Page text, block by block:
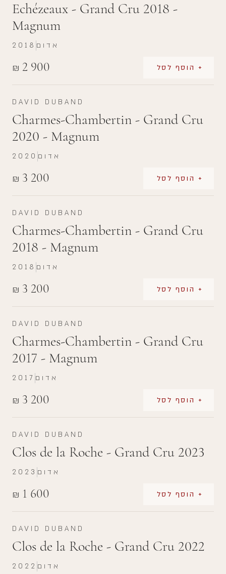
Echézeaux - Grand Cru 2018 -
Magnum
₪ 2 900 + הוסף לסל
2018 אדום
DAVID DUBAND
Charmes-Chambertin - Grand Cru
2020 - Magnum
₪ 3 200 + הוסף לסל
2020 אדום
DAVID DUBAND
Charmes-Chambertin - Grand Cru
2018 - Magnum
₪ 3 200 + הוסף לסל
2018 אדום
DAVID DUBAND
Charmes-Chambertin - Grand Cru
2017 - Magnum
₪ 3 200 + הוסף לסל
2017 אדום
DAVID DUBAND
Clos de la Roche - Grand Cru 2023
₪ 1 600 + הוסף לסל
2023 אדום
DAVID DUBAND
Clos de la Roche - Grand Cru 2022
2022 אדום